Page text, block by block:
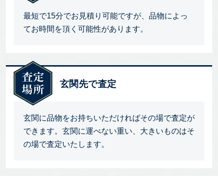
最短で15分でお見積り可能ですが、品物によっ
てお時間を頂く可能性があります。
玄関先で査定
玄関に品物をお持ちいただければその場で査定が
できます。玄関に運べない重い、大きいものはそ
の場で査定いたします。